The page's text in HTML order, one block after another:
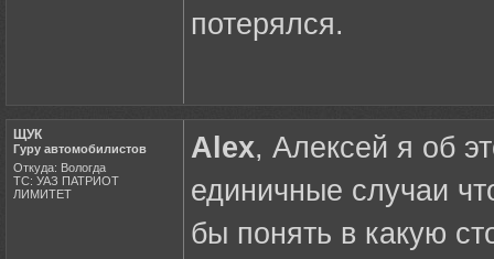
потерялся.
ЩУК
Гуру автомобилистов
Откуда: Вологда
ТС: УАЗ ПАТРИОТ
ЛИМИТЕТ
Alex, Алексей я об
единичные случаи
бы понять в какую